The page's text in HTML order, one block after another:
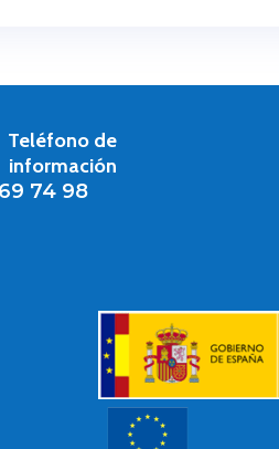
Teléfono de
información
74 98